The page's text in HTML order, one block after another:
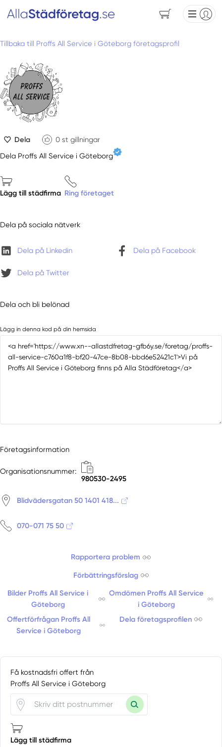
Tillbaka till Proffs All Service i Göteborg företagsprofil
Dela 0 st gillningar
Dela Proffs All Service i Göteborg
Lägg till städfirma Ring företaget
Dela på sociala nätverk
Dela på Linkedin Dela på Facebook
Dela på Twitter
Dela och bli belönad
Lägg in denna kod på din hemsida
Företagsinformation
Organisationsnummer:
980530-2495
Blidvädersgatan 50 1401 418...
070-071 75 50
Rapportera problem
Förbättringsförslag
Bilder Proffs All Service i
Göteborg
Omdömen Proffs All Service
i Göteborg
Offertförfrågan Proffs All
Service i Göteborg
Dela företagsprofilen
Få kostnadsfri offert från
Proffs All Service i Göteborg
Lägg till städfirma